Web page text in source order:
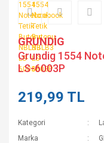
GRUNDİG
Grundig 1554
LS-6003P
219,99 TL
Kategori
Marka